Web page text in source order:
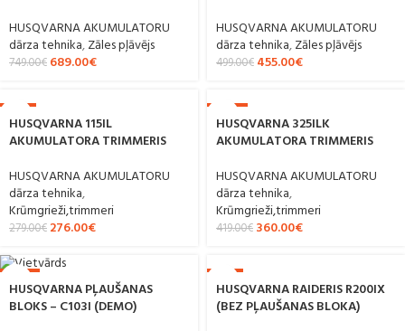
HUSQVARNA AKUMULATORU
dārza tehnika,Zāles pļāvējs
749.00€ 689.00€
HUSQVARNA AKUMULATORU
dārza tehnika,Zāles pļāvējs
499.00€ 455.00€
HUSQVARNA 115IL
AKUMULATORA TRIMMERIS
HUSQVARNA AKUMULATORU
dārza tehnika,
Krūmgrieži,trimmeri
279.00€ 276.00€
HUSQVARNA 325ILK
AKUMULATORA TRIMMERIS
HUSQVARNA AKUMULATORU
dārza tehnika,
Krūmgrieži,trimmeri
419.00€ 360.00€
HUSQVARNA PĻAUŠANAS
BLOKS – C103I (DEMO)
HUSQVARNA RAIDERIS R200IX
(BEZ PĻAUŠANAS BLOKA)